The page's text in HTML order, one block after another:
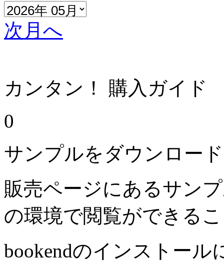
次月へ
カンタン！ 購入ガイド
0
サンプルをダウンロー
販売ページにあるサン
の環境で閲覧ができる
bookendのインストール